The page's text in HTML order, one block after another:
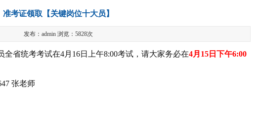
准考证领取【关键岗位十大员】
发布：admin 浏览：5828次
省统考考试在4月16日上午8:00考试，请大家务必在4月15日下午6:00
张老师